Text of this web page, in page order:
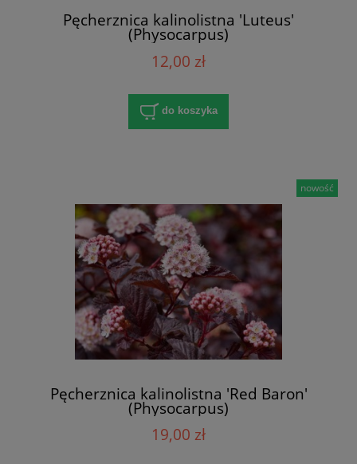
Pęcherznica kalinolistna 'Luteus'
(Physocarpus)
12,00 zł
do koszyka
Pęcherznica kalinolistna 'Red Baron'
(Physocarpus)
19,00 zł
nowość